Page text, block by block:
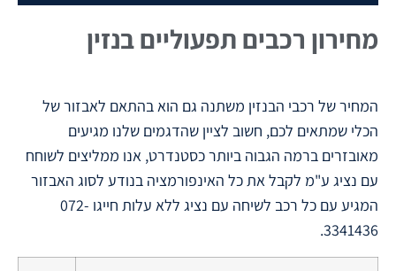
מחירון רכבים תפעוליים בנזין
המחיר של רכבי הבנזין משתנה גם הוא בהתאם לאבזור של
הכלי שמתאים לכם, חשוב לציין שהדגמים שלנו מגיעים
מאובזרים ברמה הגבוה ביותר כסטנדרט, אנו ממליצים לשוחח
עם נציג ע"מ לקבל את כל האינפורמציה בנודע לסוג האבזור
המגיע עם כל רכב לשיחה עם נציג ללא עלות חייגו 072-
3341436.